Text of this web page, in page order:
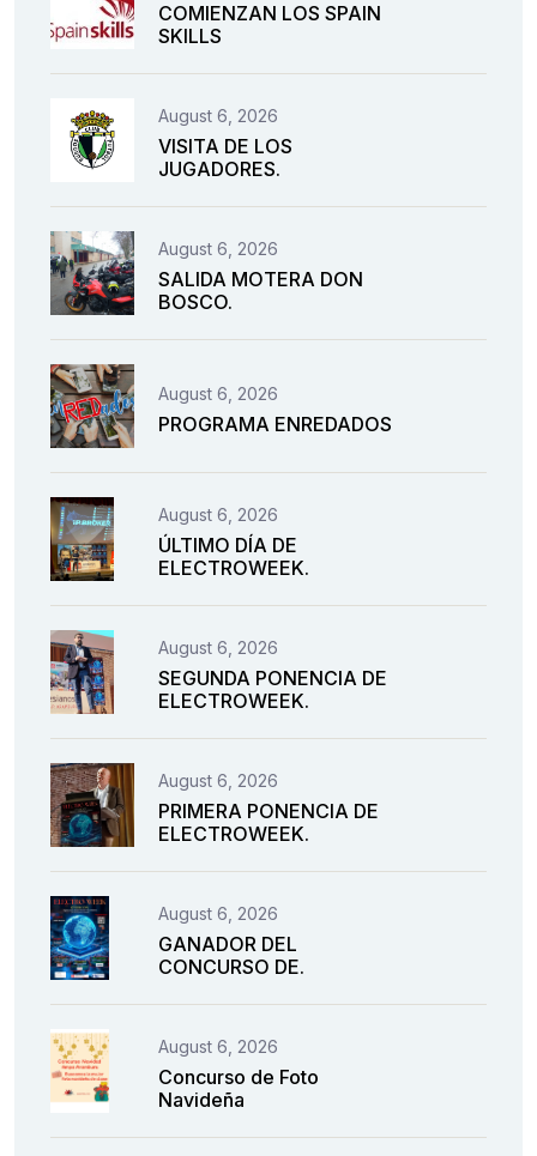
COMIENZAN LOS SPAIN
SKILLS
August 6, 2026
VISITA DE LOS
JUGADORES.
August 6, 2026
SALIDA MOTERA DON
BOSCO.
August 6, 2026
PROGRAMA ENREDADOS
August 6, 2026
ÚLTIMO DÍA DE
ELECTROWEEK.
August 6, 2026
SEGUNDA PONENCIA DE
ELECTROWEEK.
August 6, 2026
PRIMERA PONENCIA DE
ELECTROWEEK.
August 6, 2026
GANADOR DEL
CONCURSO DE.
August 6, 2026
Concurso de Foto
Navideña